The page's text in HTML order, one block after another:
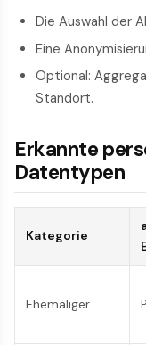
Die Auswahl der
Eine
Optional:
Standort.
Erkannte
Datentypen
Kategorie
Ehemaliger